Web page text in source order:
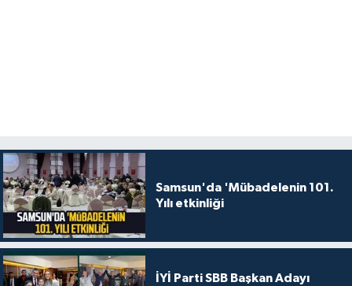
Samsun'da 'Mübadelenin 101.
Yılı etkinliği
İYİ Parti SBB Başkan Adayı